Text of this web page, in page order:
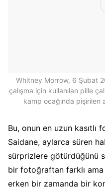
Whitney Morrow, 6 Şubat
çalışma için kullanılan pille
kamp ocağında pişirilen
Bu, onun en uzun kasıtlı
Saidane, aylarca süren
sürprizlere götürdüğünü
bir fotoğraftan farklı
erken bir zamanda bir